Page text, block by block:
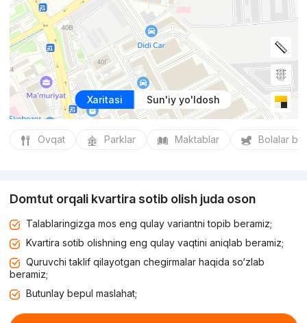
Xaritasi Sun'iy yo'ldosh
Ovqat Parklar Maktablar Bolalar
Domtut orqali kvartira sotib olish juda oson
Talablaringizga mos eng qulay variantni topib beramiz;
Kvartira sotib olishning eng qulay vaqtini aniqlab beramiz;
Quruvchi taklif qilayotgan chegirmalar haqida so‘zlab
beramiz;
Butunlay bepul maslahat;